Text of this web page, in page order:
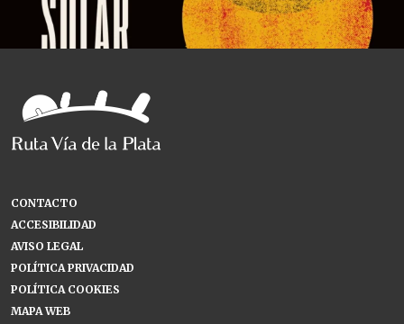
CONTACTO
ACCESIBILIDAD
AVISO LEGAL
POLÍTICA PRIVACIDAD
POLÍTICA COOKIES
MAPA WEB